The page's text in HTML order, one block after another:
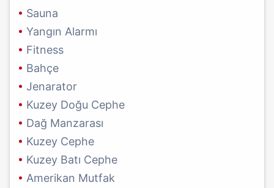
Sauna
Yangın Alarmı
Fitness
Bahçe
Jenarator
Kuzey Doğu Cephe
Dağ Manzarası
Kuzey Cephe
Kuzey Batı Cephe
Amerikan Mutfak